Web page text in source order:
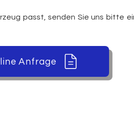
passt, senden Sie uns bitte
Anfrage